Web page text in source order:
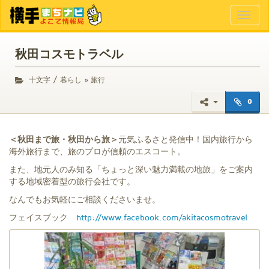
秋田コスモトラベル
十文字 /暮らし » 旅行
0
＜秋田まで旅・秋田から旅＞ 元気ふるさと発信中！国内旅行から
海外旅行まで、旅のプロが信頼のエスコート。
また、地元人のみ知る「ちょっと深い魅力満載の地旅」をご案内
する地域密着型の旅行会社です。
なんでもお気軽にご相談くださいませ。
フェイスブック http://www.facebook.com/akitacosmotravel